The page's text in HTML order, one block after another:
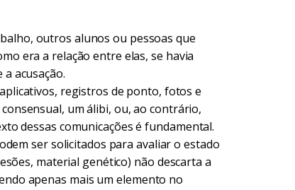
outros alunos ou pessoas que
era a relação entre elas, se havia
acusação.
registros de ponto, fotos e
um álibi, ou, ao contrário,
dessas comunicações é fundamental.
ser solicitados para avaliar o estado
material genético) não descarta a
apenas mais um elemento no